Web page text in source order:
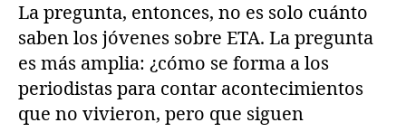
La pregunta, entonces, no es solo cuánto
saben los jóvenes sobre ETA. La pregunta
es más amplia: ¿cómo se forma a los
periodistas para contar acontecimientos
que no vivieron, pero que siguen